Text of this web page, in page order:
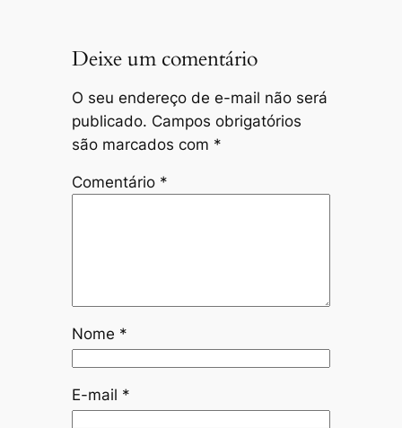
Deixe um comentário
O seu endereço de e-mail não será
publicado. Campos obrigatórios
são marcados com *
Comentário *
Nome *
E-mail *